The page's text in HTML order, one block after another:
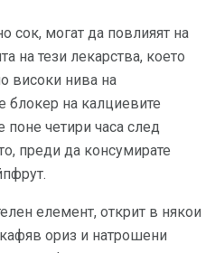
сок, могат да повлияят на
на тези лекарства, което
високи нива на
блокер на калциевите
поне четири часа след
преди да консумирате
елемент, открит в някои
ориз и натрошени